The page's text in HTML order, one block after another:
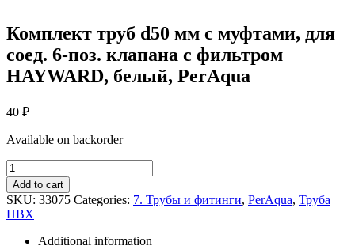
Комплект труб d50 мм с муфтами, для
соед. 6-поз. клапана с фильтром
HAYWARD, белый, PerAqua
40 ₽
Available on backorder
Комплект
труб
d50
мм
с
муфтами,
Add to cart
SKU: 33075 Categories: 7. Трубы и фитинги, PerAqua, Труба
ПВХ
Additional information